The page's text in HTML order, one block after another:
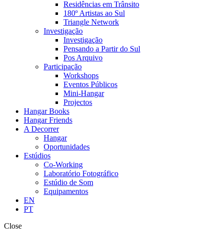
Residências em Trânsito
180º Artistas ao Sul
Triangle Network
Investigação
Investigação
Pensando a Partir do Sul
Pos Arquivo
Participação
Workshops
Eventos Públicos
Mini-Hangar
Projectos
Hangar Books
Hangar Friends
A Decorrer
Hangar
Oportunidades
Estúdios
Co-Working
Laboratório Fotográfico
Estúdio de Som
Equipamentos
EN
PT
Close